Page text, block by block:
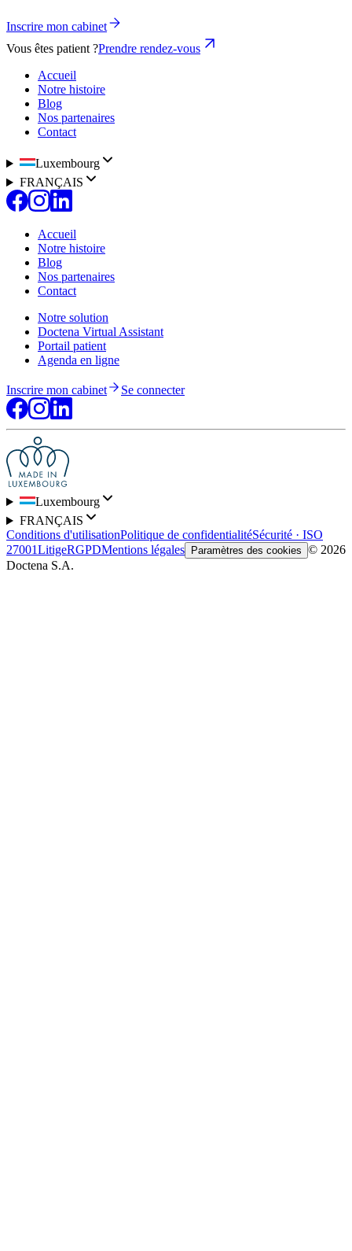
Inscrire mon cabinet
Vous êtes patient ?Prendre rendez-vous
Accueil
Notre histoire
Blog
Nos partenaires
Contact
Luxembourg
FRANÇAIS
Accueil
Notre histoire
Blog
Nos partenaires
Contact
Notre solution
Doctena Virtual Assistant
Portail patient
Agenda en ligne
Inscrire mon cabinet Se connecter
Luxembourg
FRANÇAIS
Conditions d'utilisationPolitique de confidentialitéSécurité · ISO
27001LitigeRGPDMentions légales Paramètres des cookies © 2026
Doctena S.A.